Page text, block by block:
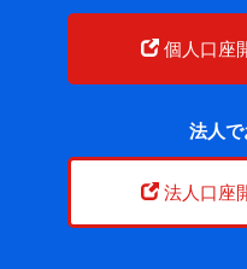
個人口座
法人
法人口座